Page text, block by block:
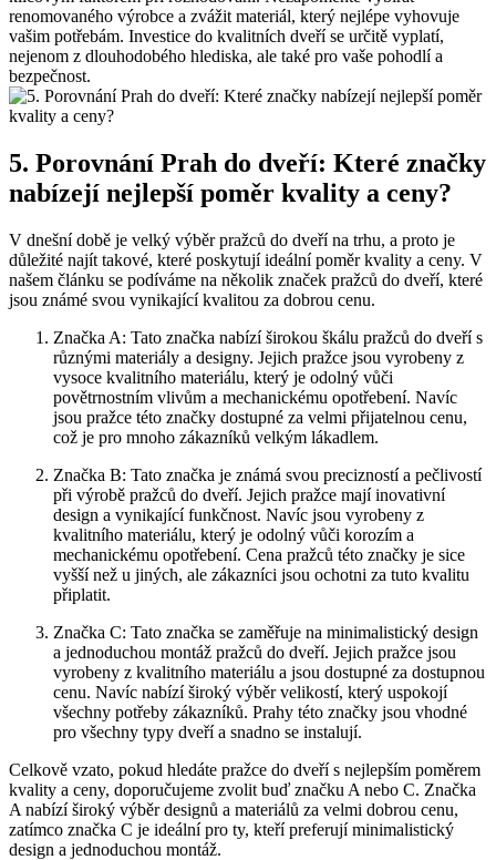
renomovaného výrobce a zvážit materiál, který nejlépe vyhovuje
vašim potřebám. Investice do kvalitních dveří se určitě vyplatí,
nejenom z dlouhodobého hlediska, ale také pro vaše pohodlí a
bezpečnost.
5. Porovnání Prah do dveří: Které značky
nabízejí nejlepší poměr kvality a ceny?
V dnešní době je velký výběr pražců do dveří na trhu, a proto je
důležité najít takové, které poskytují ideální poměr kvality a ceny. V
našem článku se podíváme na několik značek pražců do dveří, které
jsou známé svou vynikající kvalitou za dobrou cenu.
Značka A: Tato značka nabízí širokou škálu pražců do dveří s
různými materiály a designy. Jejich pražce jsou vyrobeny z
vysoce kvalitního materiálu, který je odolný vůči
povětrnostním vlivům a mechanickému opotřebení. Navíc
jsou pražce této značky dostupné za velmi přijatelnou cenu,
což je pro mnoho zákazníků velkým lákadlem.
Značka B: Tato značka je známá svou precizností a pečlivostí
při výrobě pražců do dveří. Jejich pražce mají inovativní
design a vynikající funkčnost. Navíc jsou vyrobeny z
kvalitního materiálu, který je odolný vůči korozím a
mechanickému opotřebení. Cena pražců této značky je sice
vyšší než u jiných, ale zákazníci jsou ochotni za tuto kvalitu
připlatit.
Značka C: Tato značka se zaměřuje na minimalistický design
a jednoduchou montáž pražců do dveří. Jejich pražce jsou
vyrobeny z kvalitního materiálu a jsou dostupné za dostupnou
cenu. Navíc nabízí široký výběr velikostí, který uspokojí
všechny potřeby zákazníků. Prahy této značky jsou vhodné
pro všechny typy dveří a snadno se instalují.
Celkově vzato, pokud hledáte pražce do dveří s nejlepším poměrem
kvality a ceny, doporučujeme zvolit buď značku A nebo C. Značka
A nabízí široký výběr designů a materiálů za velmi dobrou cenu,
zatímco značka C je ideální pro ty, kteří preferují minimalistický
design a jednoduchou montáž.